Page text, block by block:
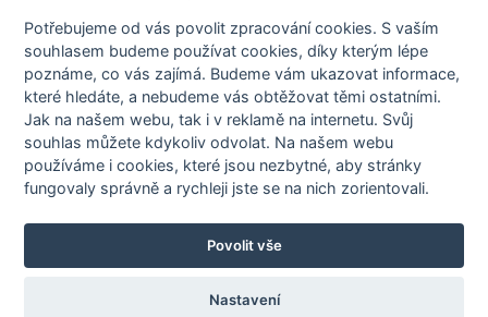
Členové STOBklubu
Zásady nakládání s osobními údaji
Otestujte se
Spočítejte si
Výzva 52
WWW.HRAVEZIJZDRAVE.CZ
Potřebujeme od vás povolit zpracování cookies. S vaším
souhlasem budeme používat cookies, díky kterým lépe
poznáme,co vás zajímá. Budeme vám ukazovat informace,
které hledáte, a nebudeme vás obtěžovat těmi ostatními.
Jak na našem webu, tak i v reklamě na internetu. Svůj
souhlas můžete kdykoliv odvolat. Na našem webu
používáme i cookies, které jsou nezbytné, aby stránky
fungovaly správně a rychleji jste se na nich zorientovali.
Povolit vše
Nastavení